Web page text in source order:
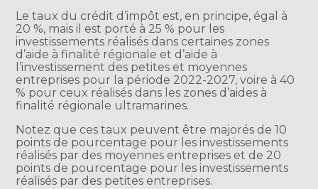
Le taux du crédit d’impôt est, en principe, égal à
20 %, mais il est porté à 25 % pour les
investissements réalisés dans certaines zones
d’aide à finalité régionale et d’aide à
l’investissement des petites et moyennes
entreprises pour la période 2022-2027, voire à 40
% pour ceux réalisés dans les zones d’aides à
finalité régionale ultramarines.
Notez que ces taux peuvent être majorés de 10
points de pourcentage pour les investissements
réalisés par des moyennes entreprises et de 20
points de pourcentage pour les investissements
réalisés par des petites entreprises.